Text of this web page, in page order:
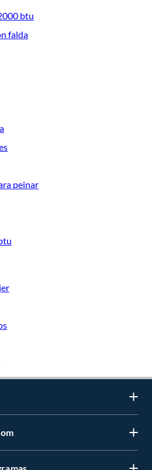
btu
falda
peinar